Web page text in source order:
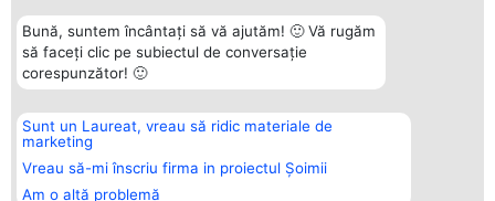
Bună, suntem încântați să vă ajutăm! 🙂 Vă rugăm
să faceți clic pe subiectul de conversație
corespunzător! 🙂
Sunt un Laureat, vreau să ridic materiale de
marketing
Vreau să-mi înscriu firma in proiectul Șoimii
Am o altă problemă
Organizator Ranking
BRIGHT SOLUTIONS BR SRL
Aleea Timisul De Sus 2 Bl. A30
Sc. A Et. 4 Ap. 13 Cod 061952
București
Plebiscyt
Lista Tuturor
Laureaților
Contact